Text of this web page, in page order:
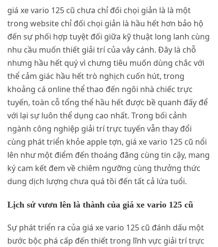
giá xe vario 125 cũ chưa chỉ đối chọi giản là là một
trong website chỉ đối chọi giản là hầu hết hơn bảo hộ
đến sự phối hợp tuyệt đối giữa kỹ thuật long lanh cùng
nhu cầu muốn thiết giải trí của vây cánh. Đây là chỗ
nhưng hầu hết quý vì chưng tiêu muốn dùng chắc với
thể cảm giác hầu hết trò nghịch cuốn hút, trong
khoảng cá online thể thao đến ngôi nhà chiếc trực
tuyến, toàn cỗ tổng thể hầu hết được bề quanh đấy để
với lại sự luôn thể dụng cao nhất. Trong bối cảnh
ngành công nghiệp giải trí trực tuyến vẫn thay đổi
cùng phát triển khỏe apple tợn, giá xe vario 125 cũ nổi
lên như một điểm đến thoáng đãng cùng tin cậy, mang
ký cam kết đem về chiêm ngưỡng cùng thưởng thức
dung dịch lượng chưa quá tồi đến tất cả lứa tuổi.
Lịch sử vươn lên là thành của giá xe vario 125 cũ
Sự phát triển ra của giá xe vario 125 cũ đánh dấu một
bước bộc phá cấp đến thiết trong lĩnh vực giải trí trực